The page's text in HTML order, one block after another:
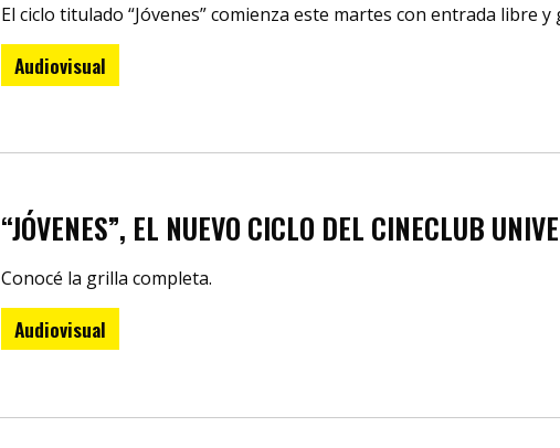
El ciclo titulado “Jóvenes” comienza este martes con entrada libre y
Audiovisual
“JÓVENES”, EL NUEVO CICLO DEL CINECLUB
Conocé la grilla completa.
Audiovisual